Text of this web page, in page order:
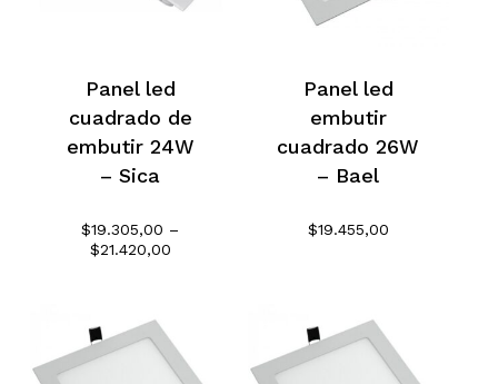
Panel led
cuadrado de
embutir 24W
– Sica
$19.305,00 –
$21.420,00Rango
hasta
$21.420,00
Panel led
embutir
cuadrado 26W
– Bael
$19.455,00